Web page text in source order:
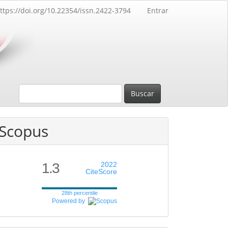
doi.org/10.22354/issn.2422-3794 Entrar
Buscar
1.3
2022
CiteScore
28th percentile
Powered by